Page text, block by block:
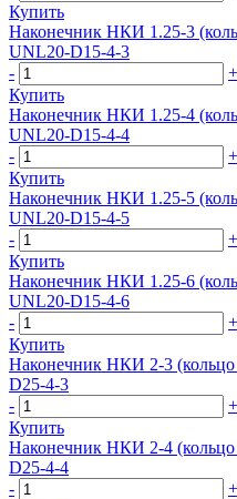
Купить
Наконечник НКИ 1.25-3
UNL20-D15-4-3
-
+
Купить
Наконечник НКИ 1.25-4
UNL20-D15-4-4
-
+
Купить
Наконечник НКИ 1.25-5
UNL20-D15-4-5
-
+
Купить
Наконечник НКИ 1.25-6
UNL20-D15-4-6
-
+
Купить
Наконечник НКИ 2-3
D25-4-3
-
+
Купить
Наконечник НКИ 2-4
D25-4-4
-
+